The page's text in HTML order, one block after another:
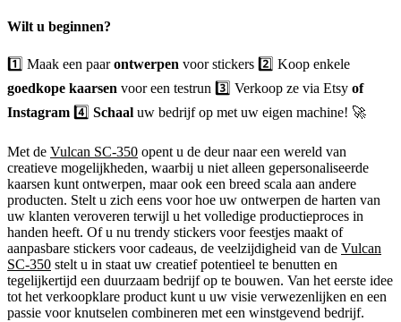
Wilt u beginnen?
1️⃣ Maak een paarontwerpen voor stickers 2️⃣ Koop enkele
goedkope kaarsen voor een testrun 3️⃣ Verkoop ze via Etsy of
Instagram 4️⃣ Schaal uw bedrijf op met uw eigen machine! 🚀
Met de Vulcan SC-350 opent u de deur naar een wereld van
creatieve mogelijkheden, waarbij u niet alleen gepersonaliseerde
kaarsen kunt ontwerpen, maar ook een breed scala aan andere
producten. Stelt u zich eens voor hoe uw ontwerpen de harten van
uw klanten veroveren terwijl u het volledige productieproces in
handen heeft. Of u nu trendy stickers voor feestjes maakt of
aanpasbare stickers voor cadeaus, de veelzijdigheid van de Vulcan
SC-350 stelt u in staat uw creatief potentieel te benutten en
tegelijkertijd een duurzaam bedrijf op te bouwen. Van het eerste idee
tot het verkoopklare product kunt u uw visie verwezenlijken en een
passie voor knutselen combineren met een winstgevend bedrijf.